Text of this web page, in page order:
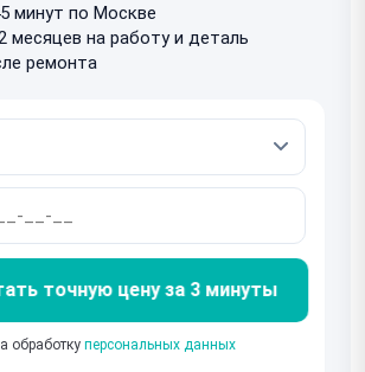
минут по Москве
месяцев на работу и деталь
ремонта
точную цену за 3 минуты
обработку персональных данных